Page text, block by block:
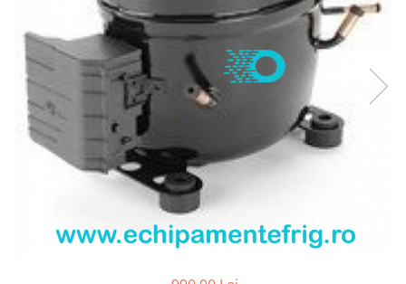
REZISTENTE DIGIVRARE
REZISTENTE SILICONICE
Uleiuri
Ventilatoare
Ventilatoare EbmPapst
Ventilatoare WEIGUANG
Ventilatoare turbina
VENTILATOARE AXIALE
Compresoare Cubigel R134a
Compresoare Cubigel R404a
Compresoare Jiaxipera
VAPORIZATOARE LU-VE